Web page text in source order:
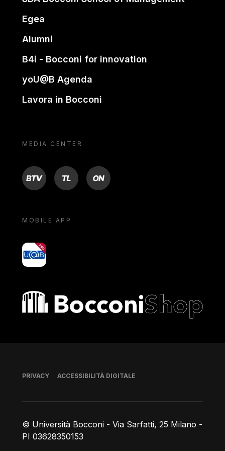
Egea
Alumni
B4i - Bocconi for innovation
yoU@B Agenda
Lavora in Bocconi
MEDIA CENTER
BTV TL ON
MOBILE APP
yoU@B
Bocconi shop
© Università Bocconi - Via Sarfatti, 25 Milano -
PI 03628350153
Piè di pagina
PRIVACY ACCESSIBILITÀ DIGITALE